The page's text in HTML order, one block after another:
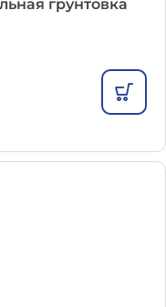
грунтовка